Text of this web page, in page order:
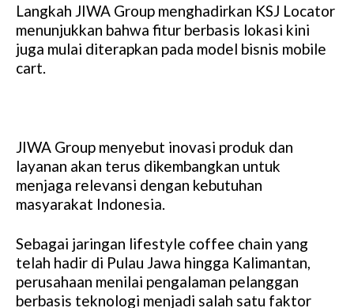
Langkah JIWA Group menghadirkan KSJ Locator
menunjukkan bahwa fitur berbasis lokasi kini
juga mulai diterapkan pada model bisnis mobile
cart.
JIWA Group menyebut inovasi produk dan
layanan akan terus dikembangkan untuk
menjaga relevansi dengan kebutuhan
masyarakat Indonesia.
Sebagai jaringan lifestyle coffee chain yang
telah hadir di Pulau Jawa hingga Kalimantan,
perusahaan menilai pengalaman pelanggan
berbasis teknologi menjadi salah satu faktor